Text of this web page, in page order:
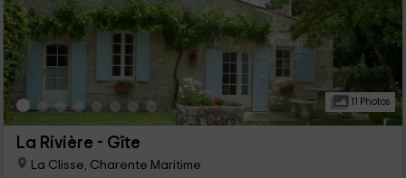
11 Photos
La Rivière - Gîte
La Clisse, Charente Maritime